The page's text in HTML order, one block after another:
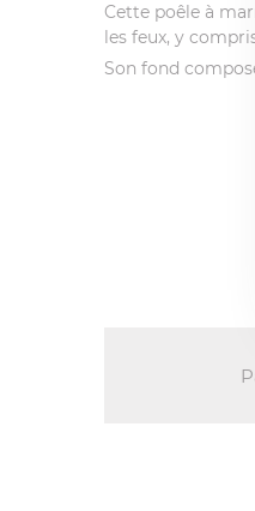
Cette poêle à
les feux, y
Son fond